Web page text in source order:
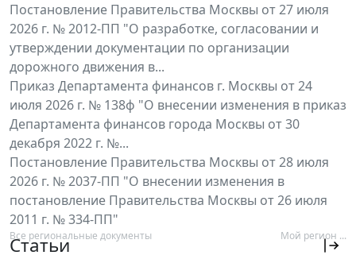
Постановление Правительства Москвы от 27 июля
2026 г. № 2012-ПП "О разработке, согласовании и
утверждении документации по организации
дорожного движения в...
Приказ Департамента финансов г. Москвы от 24
июля 2026 г. № 138ф "О внесении изменения в приказ
Департамента финансов города Москвы от 30
декабря 2022 г. №...
Постановление Правительства Москвы от 28 июля
2026 г. № 2037-ПП "О внесении изменения в
постановление Правительства Москвы от 26 июля
2011 г. № 334-ПП"
Все региональные документы Мой регион ...
Статьи